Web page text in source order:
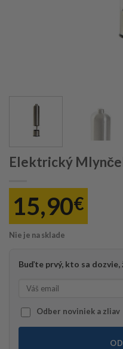
Elektrický
15,90€
Nie je na sklade
Buďte prvý, kto sa
Odber noviniek a zliav